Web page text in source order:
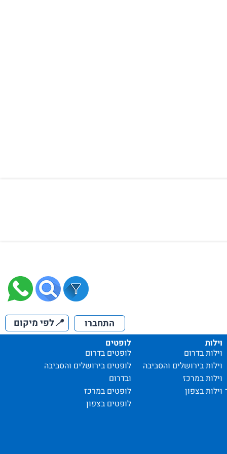
התחברו 📍לפי מיקום
וילות
וילות בדרום
וילות בירושלים והסביבה
וילות במרכז
וילות בצפון
לופטים
לופטים בדרום
לופטים בירושלים והסביבה
ובדרום
לופטים במרכז
לופטים בצפון